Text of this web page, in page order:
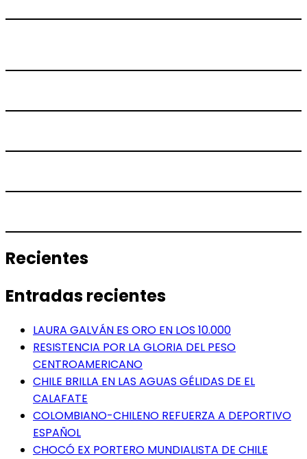
Recientes
Entradas recientes
LAURA GALVÁN ES ORO EN LOS 10.000
RESISTENCIA POR LA GLORIA DEL PESO
CENTROAMERICANO
CHILE BRILLA EN LAS AGUAS GÉLIDAS DE EL
CALAFATE
COLOMBIANO-CHILENO REFUERZA A DEPORTIVO
ESPAÑOL
CHOCÓ EX PORTERO MUNDIALISTA DE CHILE